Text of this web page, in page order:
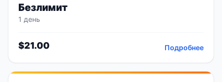
Безлимит
1 день
$21.00 Подробнее